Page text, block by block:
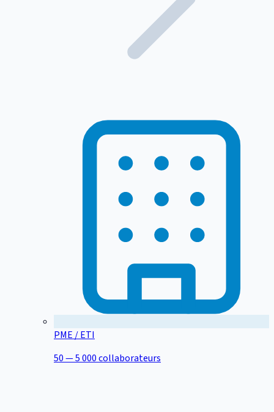
PME / ETI
50 — 5 000 collaborateurs